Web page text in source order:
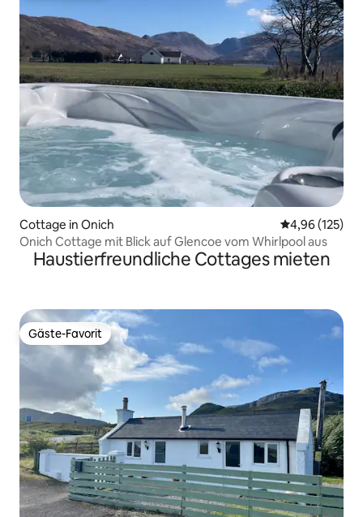
Cottage in Onich
4,96 (125)
Onich Cottage mit Blick auf Glencoe vom Whirlpool aus
Haustierfreundliche Cottages mieten
Gäste-Favorit
Gäste-Favorit